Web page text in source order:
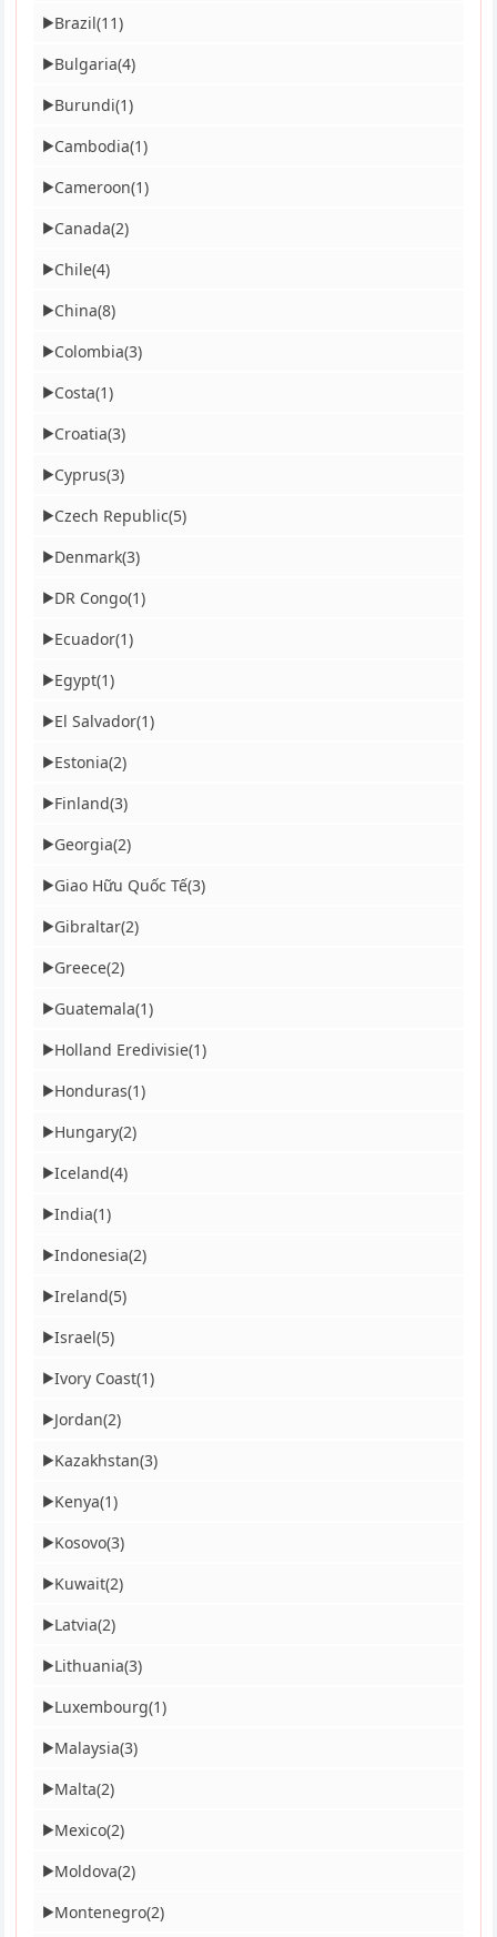
▶Brazil(11)
▶Bulgaria(4)
▶Burundi(1)
▶Cambodia(1)
▶Cameroon(1)
▶Canada(2)
▶Chile(4)
▶China(8)
▶Colombia(3)
▶Costa(1)
▶Croatia(3)
▶Cyprus(3)
▶Czech Republic(5)
▶Denmark(3)
▶DR Congo(1)
▶Ecuador(1)
▶Egypt(1)
▶El Salvador(1)
▶Estonia(2)
▶Finland(3)
▶Georgia(2)
▶Giao Hữu Quốc Tế(3)
▶Gibraltar(2)
▶Greece(2)
▶Guatemala(1)
▶Holland Eredivisie(1)
▶Honduras(1)
▶Hungary(2)
▶Iceland(4)
▶India(1)
▶Indonesia(2)
▶Ireland(5)
▶Israel(5)
▶Ivory Coast(1)
▶Jordan(2)
▶Kazakhstan(3)
▶Kenya(1)
▶Kosovo(3)
▶Kuwait(2)
▶Latvia(2)
▶Lithuania(3)
▶Luxembourg(1)
▶Malaysia(3)
▶Malta(2)
▶Mexico(2)
▶Moldova(2)
▶Montenegro(2)